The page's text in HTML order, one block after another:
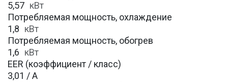
5,57 кВт
Потребляемая мощность, охлаждение
1,8 кВт
Потребляемая мощность, обогрев
1,6 кВт
EER (коэффициент / класс)
3,01 / A